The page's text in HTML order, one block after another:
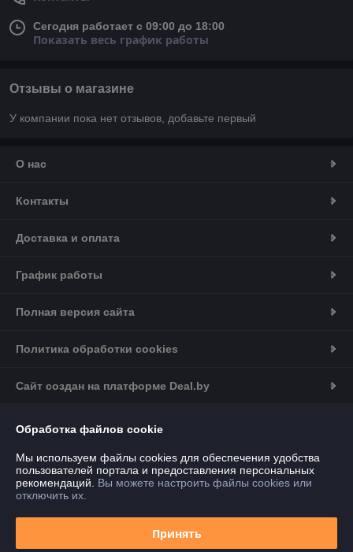
Сегодня работает с 09:00 до 18:00
Показать весь график работы
Отзывы о магазине
У компании пока нет отзывов, добавьте первый
О нас
Контакты
Доставка и оплата
График работы
Полная версия сайта
Политика обработки cookies
Сайт создан на платформе Deal.by
Информация для покупателя
Юридическое лицо:ООО "ДГ Техно Групп"
220020, г. Минск, ул. Тимирязева, 97, оф. 22-157
Регистрационный номер ЕГР: 193753733
УНП: 193753733
Регистрационный орган: Мингорисполком
Обработка файлов cookie
Мы используем файлы cookies для обеспечения удобства
пользователей портала и предоставления персональных
рекомендаций. Вы можете настроить файлы cookies или
отключить их.
Принять